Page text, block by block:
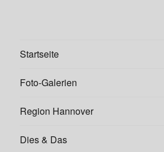
Startseite
Foto-Galerien
Region Hannover
Dies & Das